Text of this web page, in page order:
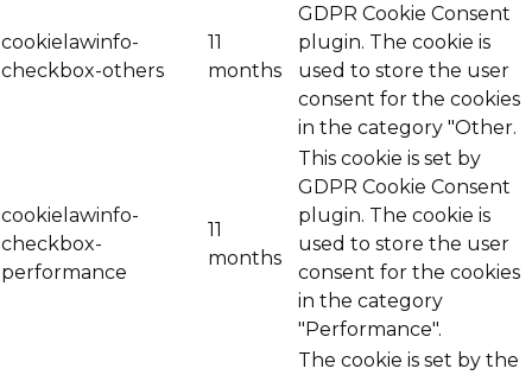
cookielawinfo-
checkbox-others
11
months
GDPR Cookie Consent
plugin. The cookie is
used to store the user
consent for the cookies
in the category "Other.
cookielawinfo-
checkbox-
performance
11
months
This cookie is set by
GDPR Cookie Consent
plugin. The cookie is
used to store the user
consent for the cookies
in the category
"Performance".
The cookie is set by the